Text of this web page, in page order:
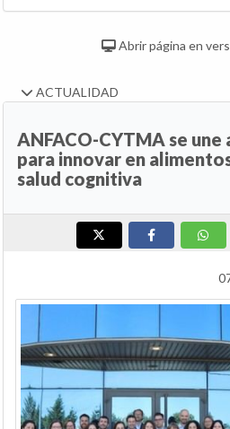
Abrir página en
ACTUALIDAD
ANFACO-CYTMA se une
para innovar en
salud cognitiva